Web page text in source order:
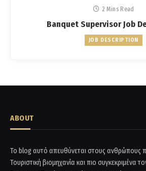
2 Mins Read
Banquet Supervisor Job
JOB DESCRIPTION
ABOUT
Το blog αυτό απευθύνεται στους ανθρώπους
Τουριστική βιομηχανία και πιο συγκεκριμένα